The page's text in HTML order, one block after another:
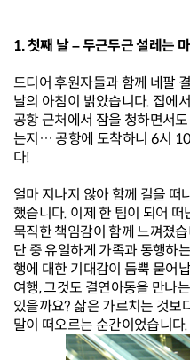
1. 첫째 날 – 두근두근 설레는
드디어 후원자들과 함께 네팔
날의 아침이 밝았습니다. 집에
공항 근처에서 잠을 청하면서
는지… 공항에 도착하니 6시
다!
얼마 지나지 않아 함께 길을 떠
했습니다. 이제 한 팀이 되어
묵직한 책임감이 함께 느껴졌
단 중 유일하게 가족과 동행하
행에 대한 기대감이 듬뿍 묻어
여행, 그것도 결연아동을 만나
있을까요? 삶은 가르치는 것보
말이 떠오르는 순간이었습니